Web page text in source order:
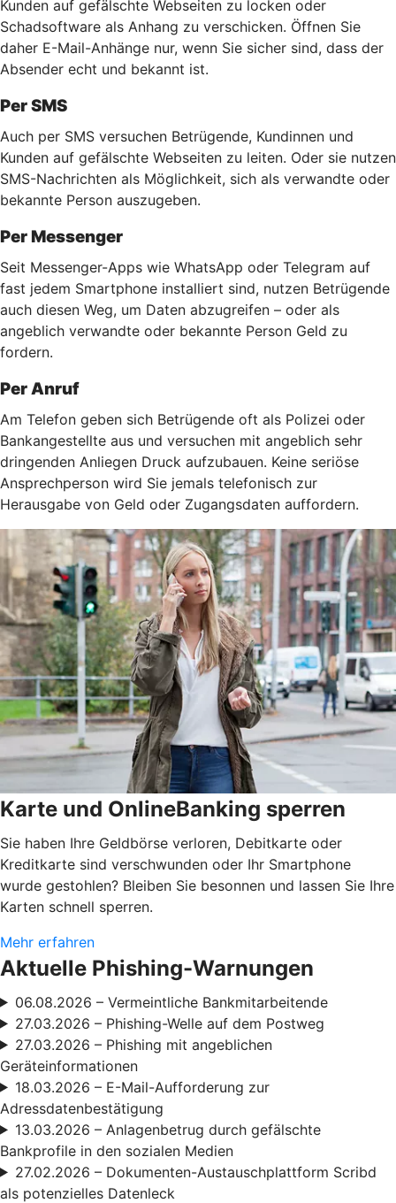
Kunden auf gefälschte Webseiten zu locken oder
Schadsoftware als Anhang zu verschicken. Öffnen Sie
daher E-Mail-Anhänge nur, wenn Sie sicher sind, dass der
Absender echt und bekannt ist.
Per SMS
Auch per SMS versuchen Betrügende, Kundinnen und
Kunden auf gefälschte Webseiten zu leiten. Oder sie nutzen
SMS-Nachrichten als Möglichkeit, sich als verwandte oder
bekannte Person auszugeben.
Per Messenger
Seit Messenger-Apps wie WhatsApp oder Telegram auf
fast jedem Smartphone installiert sind, nutzen Betrügende
auch diesen Weg, um Daten abzugreifen – oder als
angeblich verwandte oder bekannte Person Geld zu
fordern.
Per Anruf
Am Telefon geben sich Betrügende oft als Polizei oder
Bankangestellte aus und versuchen mit angeblich sehr
dringenden Anliegen Druck aufzubauen. Keine seriöse
Ansprechperson wird Sie jemals telefonisch zur
Herausgabe von Geld oder Zugangsdaten auffordern.
Karte und OnlineBanking sperren
Sie haben Ihre Geldbörse verloren, Debitkarte oder
Kreditkarte sind verschwunden oder Ihr Smartphone
wurde gestohlen? Bleiben Sie besonnen und lassen Sie Ihre
Karten schnell sperren.
Mehr erfahren
Aktuelle Phishing-Warnungen
06.08.2026 – Vermeintliche Bankmitarbeitende
27.03.2026 – Phishing-Welle auf dem Postweg
27.03.2026 – Phishing mit angeblichen
Geräteinformationen
18.03.2026 – E-Mail-Aufforderung zur
Adressdatenbestätigung
13.03.2026 – Anlagenbetrug durch gefälschte
Bankprofile in den sozialen Medien
27.02.2026 – Dokumenten-Austauschplattform Scribd
als potenzielles Datenleck